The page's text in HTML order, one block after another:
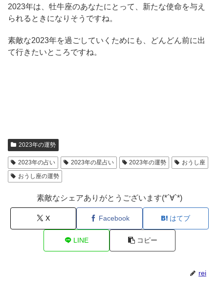
2023年は、牡牛座のあなたにとって、新たな使命を与え
られるときになりそうですね。
素敵な2023年を過ごしていくためにも、どんどん前に出
て行きたいところですね。
2023年の運勢
2023年の占い 2023年の星占い 2023年の運勢
おうし座
おうし座の運勢
素敵なシェアありがとうございます(*´∀`*)
X Facebook はてブ
LINE コピー
rei